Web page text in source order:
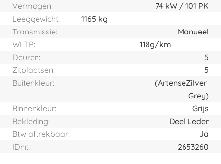
Vermogen:
74kW 101 PK
Leeggewicht:
1165 kg
Transmissie:
Manueel
WLTP:
118g/km
Deuren:
5
Zitplaatsen:
5
Buitenkleur:
Zilver
(Artense
Grey)
Binnenkleur:
Grijs
Bekleding:
Deel Leder
Btw aftrekbaar:
Ja
IDnr.:
2653260